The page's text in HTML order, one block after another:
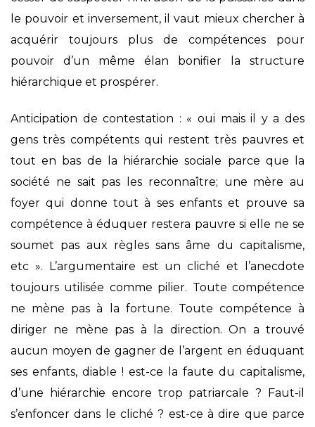
le pouvoir et inversement, il vaut mieux chercher à
acquérir toujours plus de compétences pour
pouvoir d’un même élan bonifier la structure
hiérarchique et prospérer.
Anticipation de contestation : « oui mais il y a des
gens très compétents qui restent très pauvres et
tout en bas de la hiérarchie sociale parce que la
société ne sait pas les reconnaître; une mère au
foyer qui donne tout à ses enfants et prouve sa
compétence à éduquer restera pauvre si elle ne se
soumet pas aux règles sans âme du capitalisme,
etc ». L’argumentaire est un cliché et l’anecdote
toujours utilisée comme pilier. Toute compétence
ne mène pas à la fortune. Toute compétence à
diriger ne mène pas à la direction. On a trouvé
aucun moyen de gagner de l’argent en éduquant
ses enfants, diable ! est-ce la faute du capitalisme,
d’une hiérarchie encore trop patriarcale ? Faut-il
s’enfoncer dans le cliché ? est-ce à dire que parce